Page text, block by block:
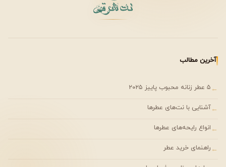
آخرین مطالب
← ۵ عطر زنانه محبوب پاییز ۲۰۲۵
←آشنایی با نت‌های عطرها
← انواع رایحه‌های عطرها
← راهنمای خرید عطر